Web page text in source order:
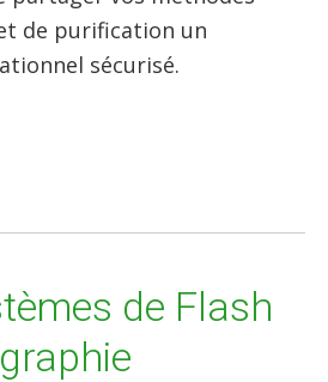
de purification un
sécurisé.
de Flash